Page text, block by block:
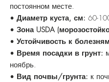
постоянном месте.
• Диаметр куста, см: 60-
• Зона USDA
• Устойчивость к
• Время посадки в грунт:
ноябрь.
• Вид почвы/грунта: к